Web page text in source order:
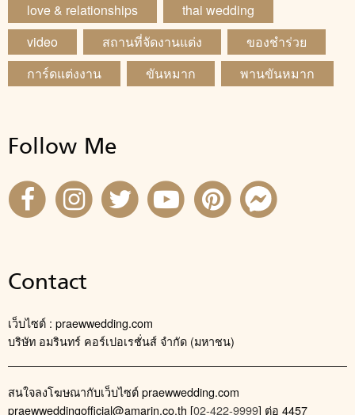
love & relationships
thai wedding
video
สถานที่จัดงานแต่ง
ของชำร่วย
การ์ดแต่งงาน
ขันหมาก พานขันหมาก
Follow Me
Contact
เว็บไซต์ : praewwedding.com
บริษัท อมรินทร์ คอร์เปอเรชั่นส์ จำกัด (มหาชน)
สนใจลงโฆษณากับเว็บไซต์ praewwedding.com
praewweddingofficial@amarin.co.th [02-422-9999] ต่อ 4457